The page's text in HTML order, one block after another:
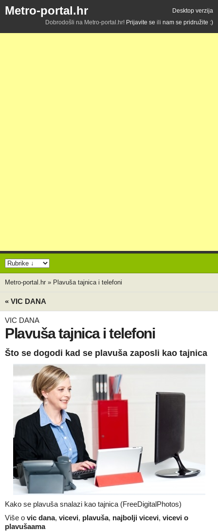
Metro-portal.hr
Desktop verzija
Dobrodošli na Metro-portal.hr! Prijavite se ili nam se pridružite :)
Metro-portal.hr » Plavuša tajnica i telefoni
« VIC DANA
VIC DANA
Plavuša tajnica i telefoni
Što se dogodi kad se plavuša zaposli kao tajnica
Kako se plavuša snalazi kao tajnica (FreeDigitalPhotos)
Više o vic dana, vicevi, plavuša, najbolji vicevi, vicevi o
plavušaama